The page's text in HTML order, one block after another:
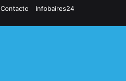
Contacto Infobaires24